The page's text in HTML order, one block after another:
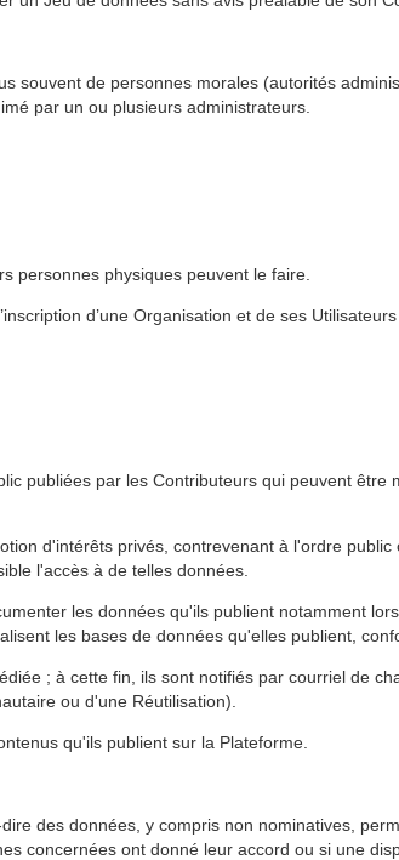
souvent de personnes morales (autorités
par un ou plusieurs administrateurs.
personnes physiques peuvent le faire.
d’une Organisation et de ses
publiées par les Contributeurs qui peuvent être
d'intérêts privés, contrevenant à l'ordre public
l'accès à de telles données.
les données qu'ils publient notamment
les bases de données qu'elles publient,
; à cette fin, ils sont notifiés par courriel de
ou d'une Réutilisation).
qu'ils publient sur la Plateforme.
des données, y compris non nominatives,
concernées ont donné leur accord ou si une